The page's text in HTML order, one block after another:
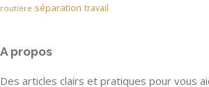
routière séparation travail
A propos
Des articles clairs et pratiques pour vous